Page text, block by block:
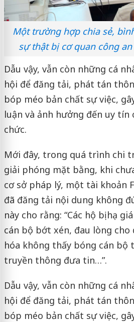
Một trường hợp chia sẻ,
sự thật bị cơ quan công
Dẫu vậy, vẫn còn những cá
hội để đăng tải, phát tán
bóp méo bản chất sự việc,
luận và ảnh hưởng đến uy tín
chức.
Mới đây, trong quá trình chi
giải phóng mặt bằng, khi
cơ sở pháp lý, một tài khoản
đã đăng tải nội dung không
này cho rằng: “Các hộ bị hạ
cán bộ bớt xén, đau lòng cho
hóa không thấy bóng cán bộ
truyền thông đưa tin…”.
Dẫu vậy, vẫn còn những cá
hội để đăng tải, phát tán
bóp méo bản chất sự việc,